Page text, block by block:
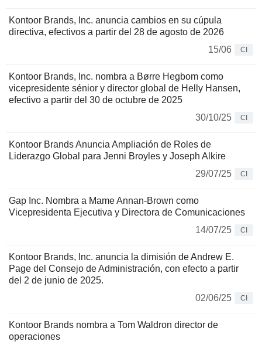
Kontoor Brands, Inc. anuncia cambios en su cúpula
directiva, efectivos a partir del 28 de agosto de 2026
15/06
CI
Kontoor Brands, Inc. nombra a Børre Hegbom como
vicepresidente sénior y director global de Helly Hansen,
efectivo a partir del 30 de octubre de 2025
30/10/25
CI
Kontoor Brands Anuncia Ampliación de Roles de
Liderazgo Global para Jenni Broyles y Joseph Alkire
29/07/25
CI
Gap Inc. Nombra a Mame Annan-Brown como
Vicepresidenta Ejecutiva y Directora de Comunicaciones
14/07/25
CI
Kontoor Brands, Inc. anuncia la dimisión de Andrew E.
Page del Consejo de Administración, con efecto a partir
del 2 de junio de 2025.
02/06/25
CI
Kontoor Brands nombra a Tom Waldron director de
operaciones